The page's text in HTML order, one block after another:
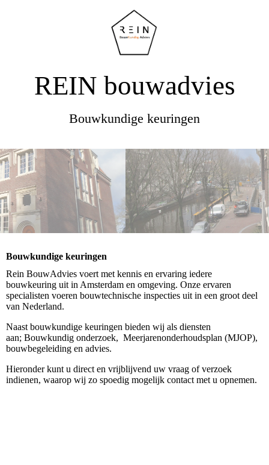
REIN bouwadvies
Bouwkundige keuringen
Bouwkundige keuringen
Rein BouwAdvies voert met kennis en ervaring iedere
bouwkeuring uit in Amsterdam en omgeving. Onze ervaren
specialisten voeren bouwtechnische inspecties uit in een groot deel
van Nederland.
Naast bouwkundige keuringen bieden wij als diensten
aan; Bouwkundig onderzoek, Meerjarenonderhoudsplan (MJOP),
bouwbegeleiding en advies.
Hieronder kunt u direct en vrijblijvend uw vraag of verzoek
indienen, waarop wij zo spoedig mogelijk contact met u opnemen.